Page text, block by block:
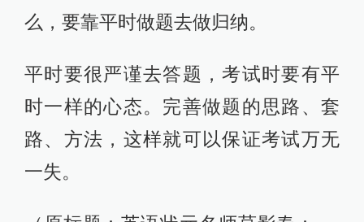
么，要靠平时做题去做归纳。
平时要很严谨去答题，考试时要有平
时一样的心态。完善做题的思路、套
路、方法，这样就可以保证考试万无
一失。